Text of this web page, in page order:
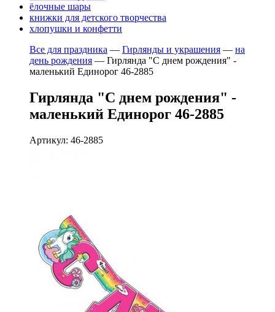
ёлочные шары
книжки для детского творчества
хлопушки и конфетти
Все для праздника — Гирлянды и украшения — на
день рождения — Гирлянда "С днем рождения" -
маленький Единорог 46-2885
Гирлянда "С днем рождения" -
маленький Единорог 46-2885
Артикул: 46-2885